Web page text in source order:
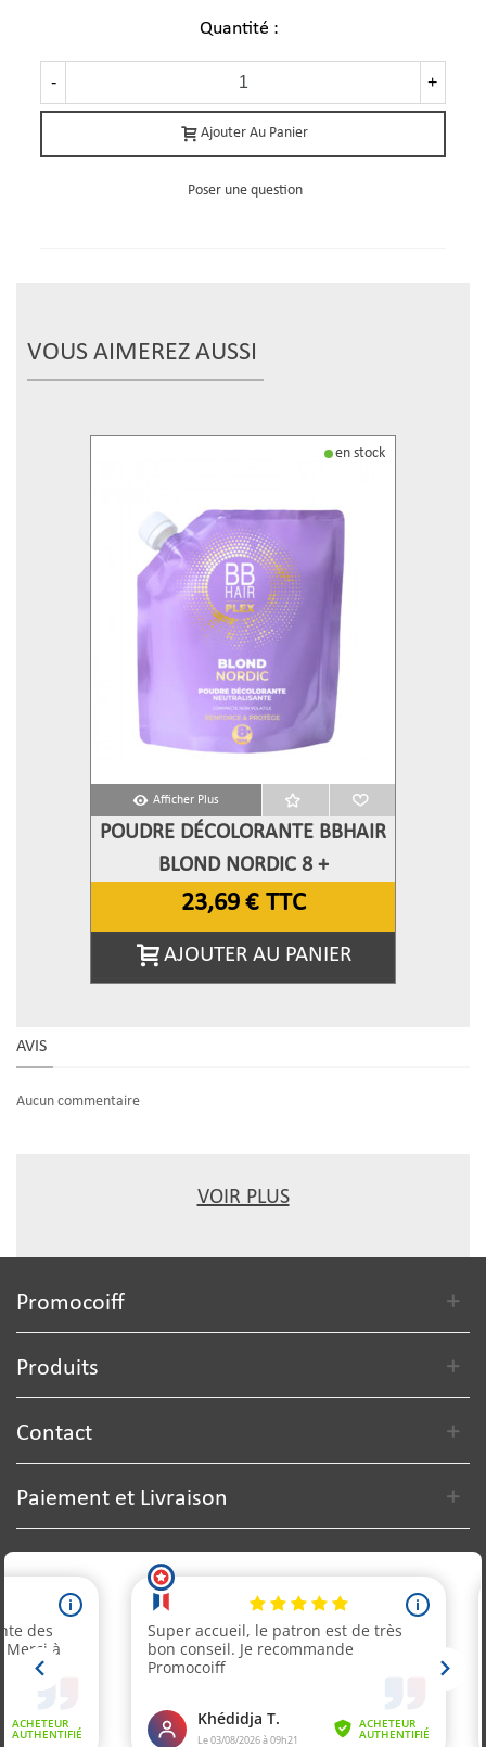
Quantité :
- +
Ajouter Au Panier
Poser une question
VOUS AIMEREZ AUSSI
en stock
Afficher Plus
POUDRE DÉCOLORANTE BBHAIR
BLOND NORDIC 8 +
23,69 € TTC
AJOUTER AU PANIER
AVIS
Aucun commentaire
VOIR PLUS
Promocoiff
Produits
Contact
Paiement et Livraison